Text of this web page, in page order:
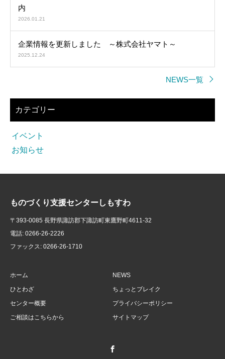
内
2026.01.21
企業情報を更新しました ～株式会社ヤマト～
2025.12.24
NEWS一覧
カテゴリー
イベント
お知らせ
ものづくり支援センターしもすわ
〒393-0085 長野県諏訪郡下諏訪町東鷹野町4611-32
電話: 0266-26-2226
ファックス: 0266-26-1710
ホーム
ひとわざ
センター概要
ご相談はこちらから
NEWS
ちょっとブレイク
プライバシーポリシー
サイトマップ